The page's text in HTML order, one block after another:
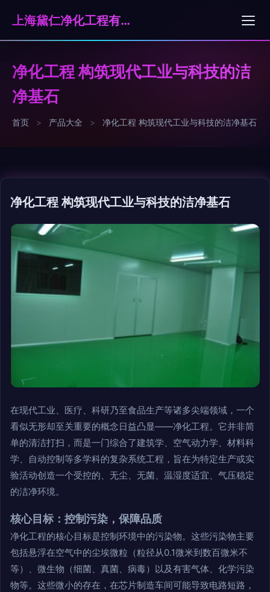
上海黛仁净化工程有限公司
净化工程 构筑现代工业与科技的洁
净基石
首页 > 产品大全 > 净化工程 构筑现代工业与科技的洁净基石
净化工程 构筑现代工业与科技的洁净基石
在现代工业、医疗、科研乃至食品生产等诸多尖端领域，一个
看似无形却至关重要的概念日益凸显——净化工程。它并非简
单的清洁打扫，而是一门综合了建筑学、空气动力学、材料科
学、自动控制等多学科的复杂系统工程，旨在为特定生产或实
验活动创造一个受控的、无尘、无菌、温湿度适宜、气压稳定
的洁净环境。
核心目标：控制污染，保障品质
净化工程的核心目标是控制环境中的污染物。这些污染物主要
包括悬浮在空气中的尘埃微粒（粒径从0.1微米到数百微米不
等）、微生物（细菌、真菌、病毒）以及有害气体、化学污染
物等。这些微小的存在，在芯片制造车间可能导致电路短路，